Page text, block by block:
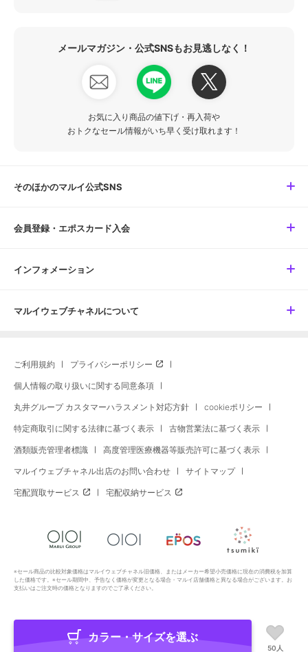
メールマガジン・公式SNSもお見逃しなく！
お気に入り商品の値下げ・再入荷や
おトクなセール情報がいち早く受け取れます！
そのほかのマルイ公式SNS
会員登録・エポスカード入会
インフォメーション
マルイウェブチャネルについて
ご利用規約 プライバシーポリシー
個人情報の取り扱いに関する同意条項
丸井グループ カスタマーハラスメント対応方針 cookieポリシー
特定商取引に関する法律に基づく表示 古物営業法に基づく表示
酒類販売管理者標識 高度管理医療機器等販売許可に基づく表示
マルイウェブチャネル出店のお問い合わせ サイトマップ
宅配買取サービス 宅配収納サービス
※セール商品の比較対象価格はマルイウェブチャネル旧価格、またはメーカー希望小売価格に現在の消費税を加算
した価格です。※セール期間中、予告なく価格が変更となる場合・マルイ店舗価格と異なる場合がございます。お
支払いはご注文時の価格となりますのでご了承ください。
Copyright All Rights Reserved. MARUI Co., Ltd
カラー・サイズを選ぶ
50人